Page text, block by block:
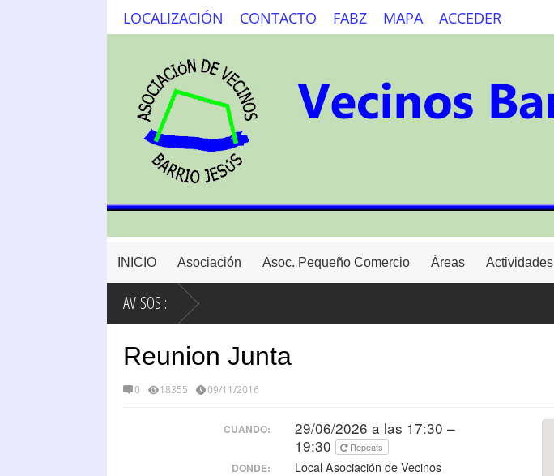
LOCALIZACIÓN CONTACTO FABZ MAPA ACCEDER
INICIO Asociación Asoc. Pequeño Comercio Áreas Actividades
AVISOS :
Reunion Junta
0 18355 09/11/2016
CUANDO:
29/06/2026 a las 17:30 –
19:30
Repeats
DONDE:
Local Asociación de Vecinos